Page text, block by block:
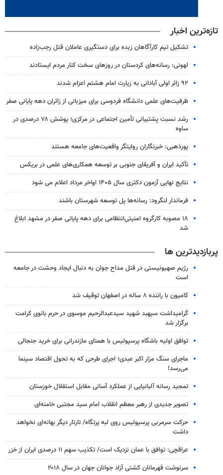
تازه‌ترین اخبار
تشکیل تیم کارآگاهان زبده برای دستگیری عاملان قتل رجب‌زاده
لهونی: رسانه‌های کردستان در روزهای سخت کنار مردم ایستادند
۹۲ زائر اولی آبادانی به زیارت امام هشتم اعزام شدند
ظرفیت‌های علمی دانشگاه فردوسی برای میزبانی از زائران دهه پایانی صفر
رشد نسبت پشتیبانی تأمین اجتماعی در مرکزی؛ پوشش ۷۸ درصدی در
ساوه
پورذهبی: خبرنگاران روایتگر واقعیت‌های جامعه‌ هستند
تأکید ایران و آفریقای جنوبی بر توسعه همکاری‌های علمی در بریکس
نتایج نهایی آزمون دکتری سال ۱۴۰۵ اواخر مرداد اعلام می شود
فرماندار لنگرود: رسانه‌ها پل توسعه شهرستان باشند
۱۸ مصوبه کارگروه امنیتی‌انتظامی برای دهه پایانی صفر در مشهد ابلاغ
شد
پربازدیدترین ها
رژیم صهیونیستی در قتل مداح جوان به دنبال ایجاد وحشت در جامعه
است
کامیون با راننده ۸ ساله در اصفهان توقیف شد
گرامیداشت سپهبد شهید سیدعبدالرحیم موسوی در حرم بانوی کرامت
برگزار شد
توافق اولیه باشگاه پرسپولیس با همتای مازندرانی برای خرید جنجالی
ماجرای سنگ مزار اکبر عبدی؛ اجرای طرحی که به تحول اقتصاد سینما
می‌رسد!
تمجید رسانه آلبانیایی از عملکرد آسانی مقابل استقلال خوزستان
تصویر جدیدی از رهبر معظم انقلاب امام سید مجتبی خامنه‌ای
حرکت سرمربی پرسپولیس روی لبه پرتگاه/ تارتار دیگر بهانه‌ای نخواهد
داشت
عراقچی: توافق با عمان نزدیک است/ تکذیب سهم ۱۱ درصدی ایران از خزر
سرنوشت قهرمانان کشتی آزاد جوانان جهان در سال ۲۰۱۸